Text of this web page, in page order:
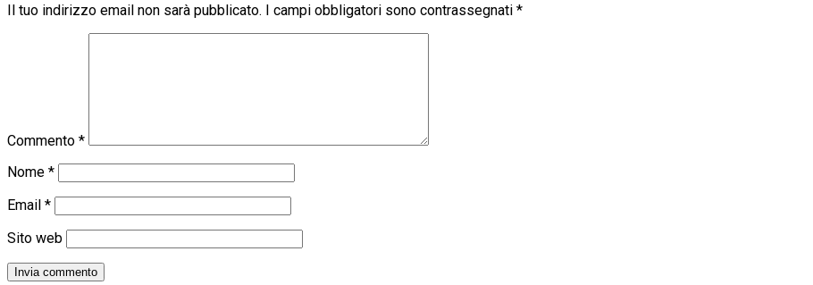
Il tuo indirizzo email non sarà pubblicato. I campi obbligatori sono contrassegnati *
Commento *
Nome *
Email *
Sito web